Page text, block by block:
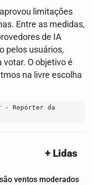
limitações
Entre as medidas,
de IA
pelos usuários,
O objetivo é
na livre escolha
- Repórter da
+ Lidas
ventos moderados